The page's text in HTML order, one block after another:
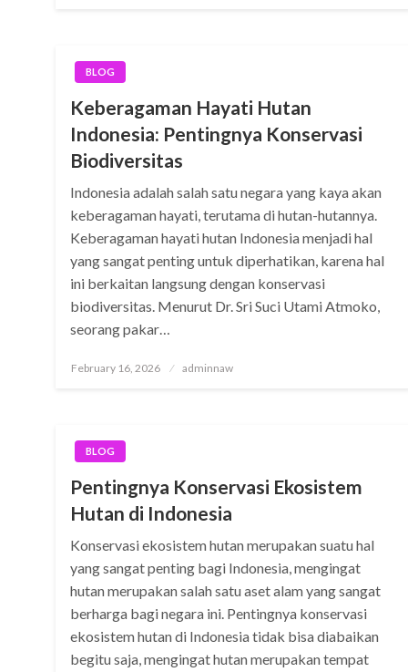
BLOG
Keberagaman Hayati Hutan
Indonesia: Pentingnya Konservasi
Biodiversitas
Indonesia adalah salah satu negara yang kaya akan
keberagaman hayati, terutama di hutan-hutannya.
Keberagaman hayati hutan Indonesia menjadi hal
yang sangat penting untuk diperhatikan, karena hal
ini berkaitan langsung dengan konservasi
biodiversitas. Menurut Dr. Sri Suci Utami Atmoko,
seorang pakar…
Posted
February 16, 2026 adminnaw
BLOG
Pentingnya Konservasi Ekosistem
Hutan di Indonesia
Konservasi ekosistem hutan merupakan suatu hal
yang sangat penting bagi Indonesia, mengingat
hutan merupakan salah satu aset alam yang sangat
berharga bagi negara ini. Pentingnya konservasi
ekosistem hutan di Indonesia tidak bisa diabaikan
begitu saja, mengingat hutan merupakan tempat